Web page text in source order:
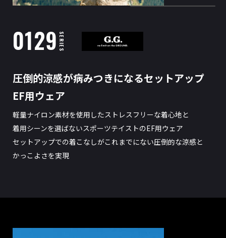
0129SERIES
圧倒的涼感が病みつきになるセットアップ
EF用ウェア
軽量ナイロン素材を使用したストレスフリーな着心地と
着用シーンを選ばないスポーツテイストのEF用ウェア
セットアップでの着こなしがこれまでにない圧倒的な涼感と
かっこよさを実現